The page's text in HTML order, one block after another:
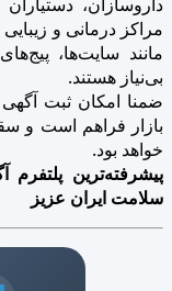
مراکز درمانی و
مانند سایت‌ها،
بی‌نیاز هستند.
ضمنا امکان ثبت آگهی
خواهد بود.
پیشرفته‌ترین
سلامت ایران عزیز